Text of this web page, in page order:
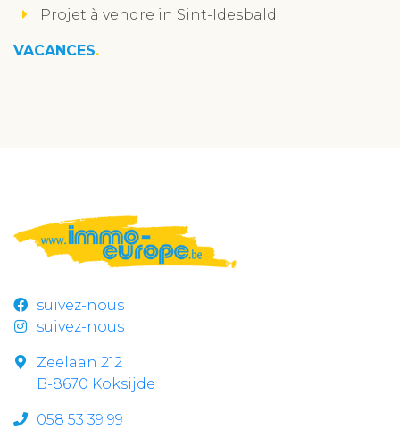
Projet à vendre in Sint-Idesbald
VACANCES
suivez-nous
suivez-nous
Zeelaan 212
B-8670 Koksijde
058 53 39 99